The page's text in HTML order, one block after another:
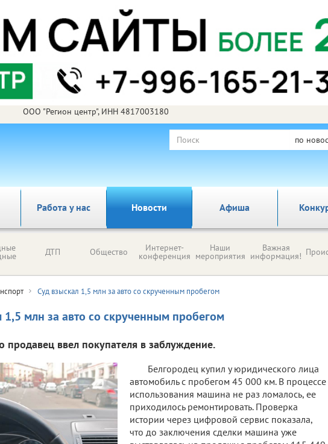
ООО "Регион центр", ИНН 4817003180
по
Работа у нас Новости Афиша
ДТП Общество Интернет-
конференция
Наши
мероприятия
Важная
информация!
Суд взыскал 1,5 млн за авто со скрученным пробегом
1,5 млн за авто со скрученным пробегом
продавец ввел покупателя в заблуждение.
Белгородец купил у юридического лица
автомобиль с пробегом 45 000 км. В процессе
использования машина не раз ломалось, ее
приходилось ремонтировать. Проверка
истории через цифровой сервис показала,
что до заключения сделки машина уже